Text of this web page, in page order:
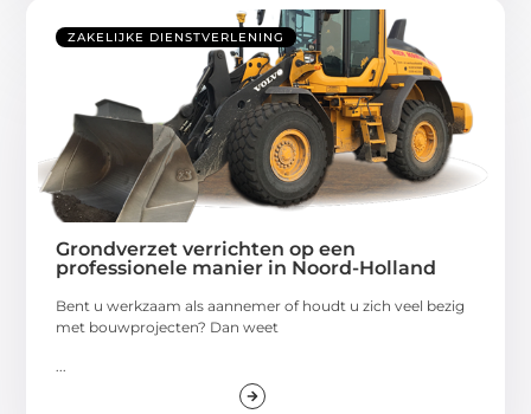
ZAKELIJKE DIENSTVERLENING
Grondverzet verrichten op een
professionele manier in Noord-Holland
Bent u werkzaam als aannemer of houdt u zich veel bezig
met bouwprojecten? Dan weet